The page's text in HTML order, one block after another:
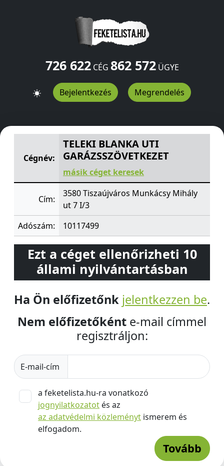
726 622CÉG 862 572ÜGYE
Bejelentkezés Megrendelés
TELEKI BLANKA UTI GARÁZSSZÖVETKEZET
Munkácsy
Cégnév:
TELEKI BLANKA UTI
GARÁZSSZÖVETKEZET
másik céget keresek
Cím:
3580 Tiszaújváros Munkácsy Mihály
ut 7 I/3
Adószám:
10117499
Ezt a céget ellenőrizheti 10
állami nyilvántartásban
Ha Ön előfizetőnk jelentkezzen be.
Nem előfizetőként e-mail címmel
regisztráljon:
E-mail-cím
a feketelista.hu-ra vonatkozó
jognyilatkozatot és az
az adatvédelmi közleményt ismerem és
elfogadom.
Tovább